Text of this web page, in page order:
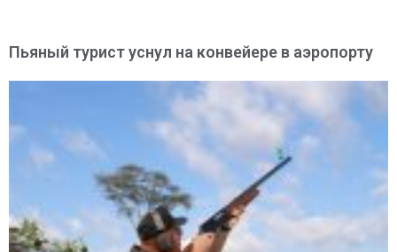
Пьяный турист уснул на конвейере в аэропорту